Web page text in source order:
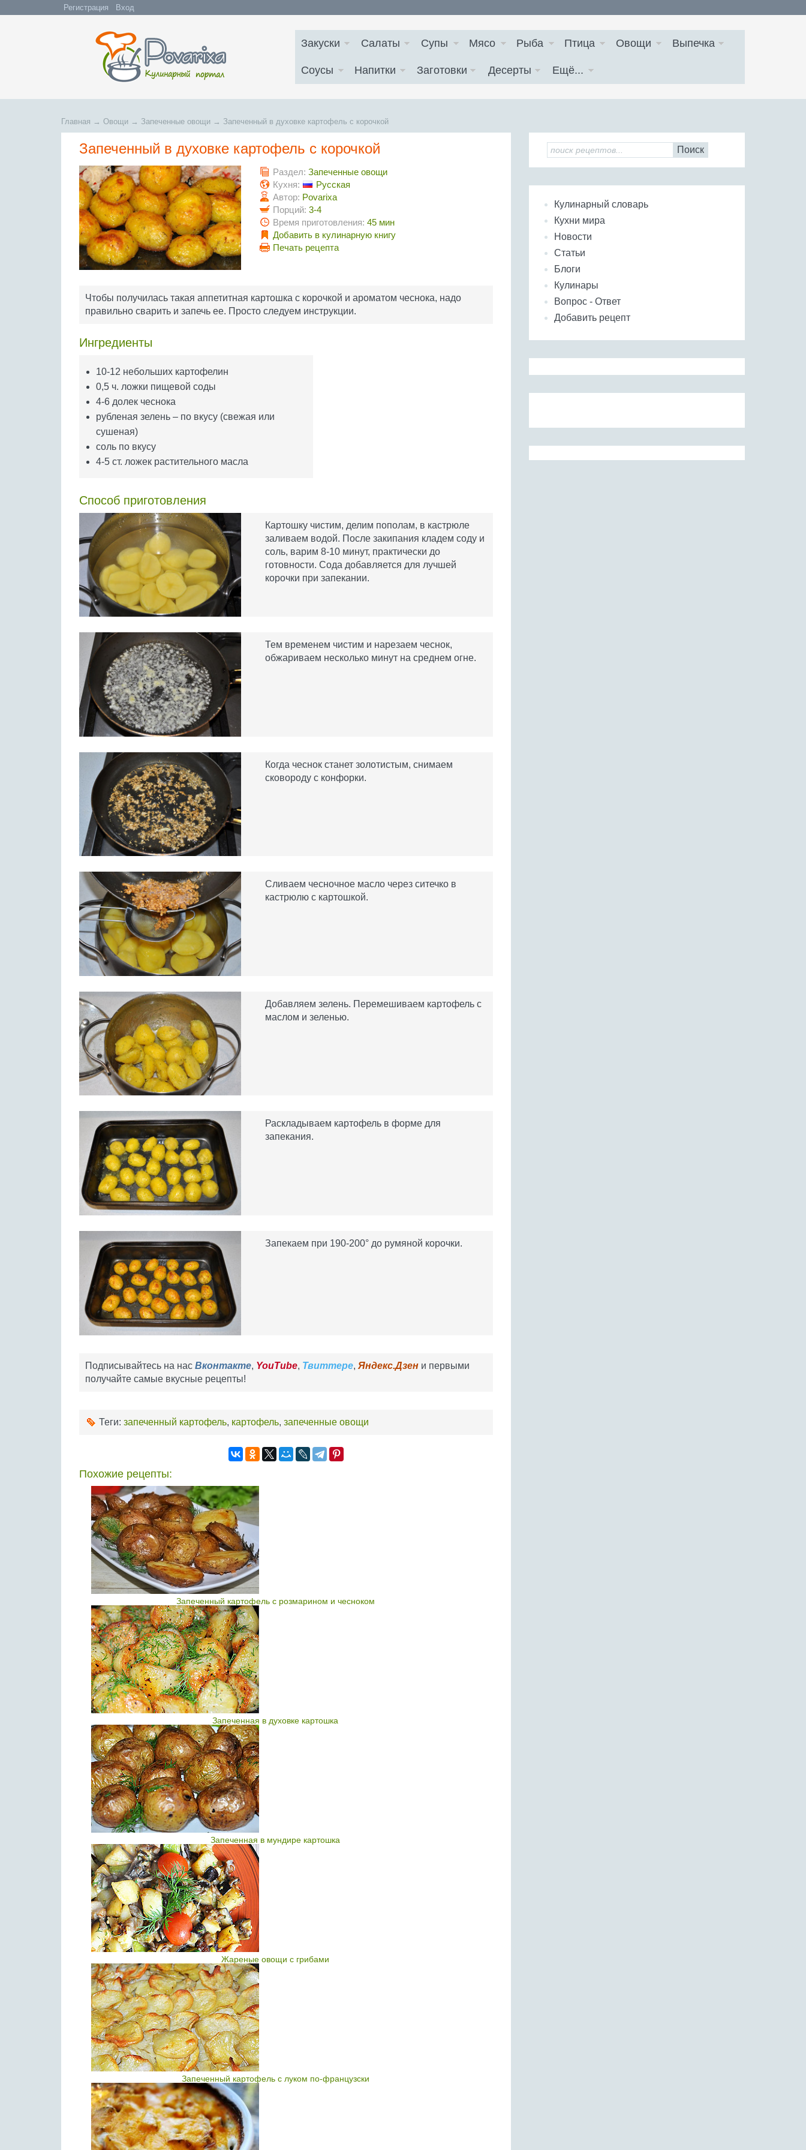
Регистрация Вход
Закуски Салаты Супы Мясо Рыба Птица Овощи Выпечка
Соусы Напитки Заготовки Десерты Ещё...
Главная → Овощи → Запеченные овощи → Запеченный в духовке картофель с корочкой
Запеченный в духовке картофель с корочкой
Раздел: Запеченные овощи
Кухня:
Русская
Автор: Povarixa
Порций: 3-4
Время приготовления: 45 мин
Добавить в кулинарную книгу
Печать рецепта
Чтобы получилась такая аппетитная картошка с корочкой и ароматом чеснока, надо
правильно сварить и запечь ее. Просто следуем инструкции.
Ингредиенты
10-12 небольших картофелин
0,5 ч. ложки пищевой соды
4-6 долек чеснока
рубленая зелень – по вкусу (свежая или
сушеная)
соль по вкусу
4-5 ст. ложек растительного масла
Способ приготовления
​Картошку чистим, делим пополам, в кастрюле
заливаем водой. После закипания кладем соду и
соль, варим 8-10 минут, практически до
готовности. Сода добавляется для лучшей
корочки при запекании.
Тем временем чистим и нарезаем чеснок,
обжариваем несколько минут на среднем огне.
Когда чеснок станет золотистым, снимаем
сковороду с конфорки.
Сливаем чесночное масло через ситечко в
кастрюлю с картошкой.
Добавляем зелень. Перемешиваем картофель с
маслом и зеленью.
Раскладываем картофель в форме для
запекания.
Запекаем при 190-200° до румяной корочки.
Подписывайтесь на нас Вконтакте, YouTube, Твиттере, Яндекс.Дзен и первыми
получайте самые вкусные рецепты!
Теги: запеченный картофель, картофель, запеченные овощи
Похожие рецепты:
Запеченный картофель с розмарином и чесноком
Запеченная в духовке картошка
Запеченная в мундире картошка
Жареные овощи с грибами
Запеченный картофель с луком по-французски
Поиск
Кулинарный словарь
Кухни мира
Новости
Статьи
Блоги
Кулинары
Вопрос - Ответ
Добавить рецепт